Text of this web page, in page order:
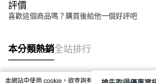
評價
喜歡這個商品嗎？購買後給他一個好評吧
本分類熱銷全站排行
本網站中使用 cookie，欲查詢有關本網站使用 cookie